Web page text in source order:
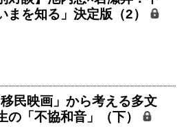
まを知る」決定版（2）
民映画」から考える多文
の「不協和音」（下）